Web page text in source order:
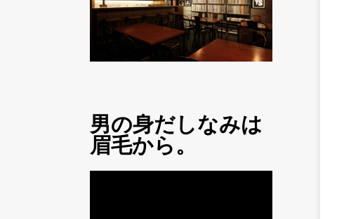
男の身だしなみは
眉毛から。